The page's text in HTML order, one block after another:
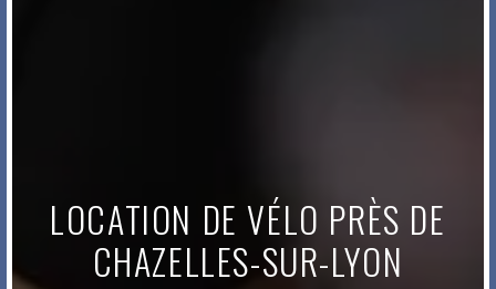
LOCATION DE VÉLO PRÈS DE
CHAZELLES-SUR-LYON